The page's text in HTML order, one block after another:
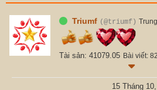
Triumf (@triumf)
Tài sản: 41079.05 Bài viết:
15 Tháng